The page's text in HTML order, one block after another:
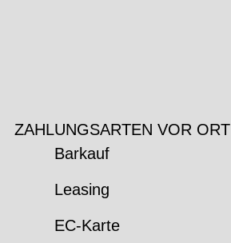
ZAHLUNGSARTEN VOR ORT
Barkauf
Leasing
EC-Karte